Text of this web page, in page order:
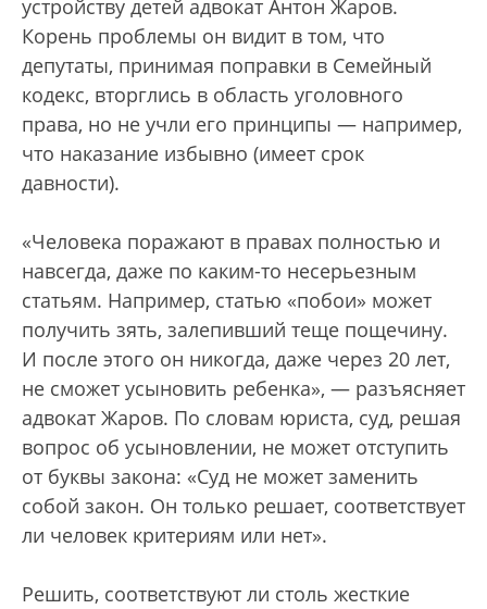
устройству детей адвокат Антон Жаров.
Корень проблемы он видит в том, что
депутаты, принимая поправки в Семейный
кодекс, вторглись в область уголовного
права, но не учли его принципы — например,
что наказание избывно (имеет срок
давности).
«Человека поражают в правах полностью и
навсегда, даже по каким-то несерьезным
статьям. Например, статью «побои» может
получить зять, залепивший теще пощечину.
И после этого он никогда, даже через 20 лет,
не сможет усыновить ребенка», — разъясняет
адвокат Жаров. По словам юриста, суд, решая
вопрос об усыновлении, не может отступить
от буквы закона: «Суд не может заменить
собой закон. Он только решает, соответствует
ли человек критериям или нет».
Решить, соответствуют ли столь жесткие